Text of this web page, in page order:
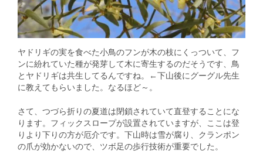
ヤドリギの実を食べた小鳥のフンが木の枝にくっついて、フ
ンに紛れていた種が発芽して木に寄生するのだそうです、鳥
とヤドリギは共生してるんですね。←下山後にグーグル先生
に教えてもらいました。なるほど～。
さて、つづら折りの夏道は閉鎖されていて直登することにな
ります。フィックスロープが設置されていますが、ここは登
りより下りの方が厄介です。下山時は雪が腐り、クランポン
の爪が効かないので、ツボ足の歩行技術が重要でした。